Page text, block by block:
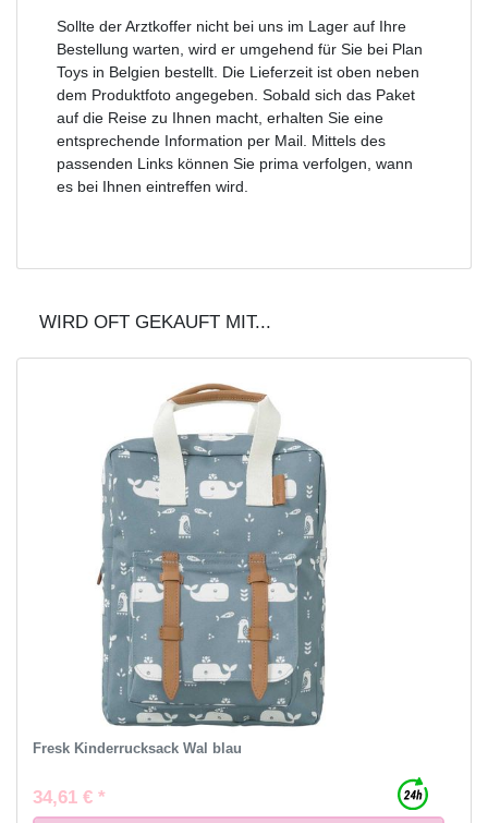
Sollte der Arztkoffer nicht bei uns im Lager auf Ihre
Bestellung warten, wird er umgehend für Sie bei Plan
Toys in Belgien bestellt. Die Lieferzeit ist oben neben
dem Produktfoto angegeben. Sobald sich das Paket
auf die Reise zu Ihnen macht, erhalten Sie eine
entsprechende Information per Mail. Mittels des
passenden Links können Sie prima verfolgen, wann
es bei Ihnen eintreffen wird.
WIRD OFT GEKAUFT MIT...
Fresk Kinderrucksack Wal blau
34,61 € *